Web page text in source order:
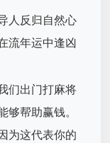
人反归自然心
流年运中逢凶
们出门打麻将
够帮助赢钱。
为这代表你的